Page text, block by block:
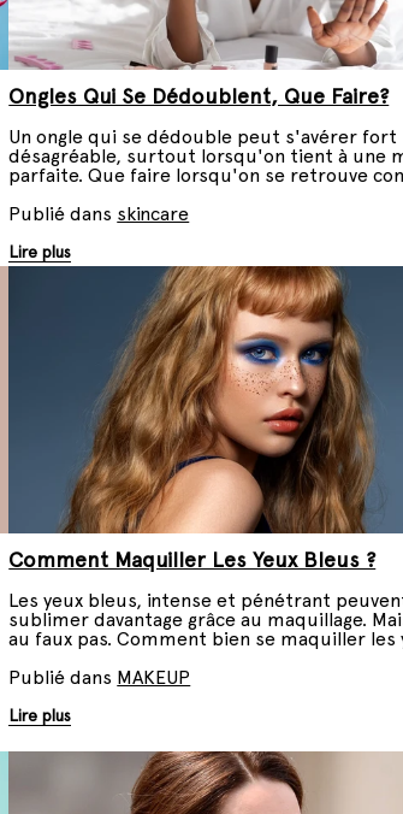
Ongles Qui Se Dédoublent, Que Faire?
Un ongle qui se dédouble peut s'avérer fort
désagréable, surtout lorsqu'on tient à une
parfaite. Que faire lorsqu'on se retrouve
Publié dans skincare
Lire plus
Comment Maquiller Les Yeux Bleus ?
Les yeux bleus, intense et pénétrant
sublimer davantage grâce au maquillage.
au faux pas. Comment bien se maquiller les
Publié dans MAKEUP
Lire plus